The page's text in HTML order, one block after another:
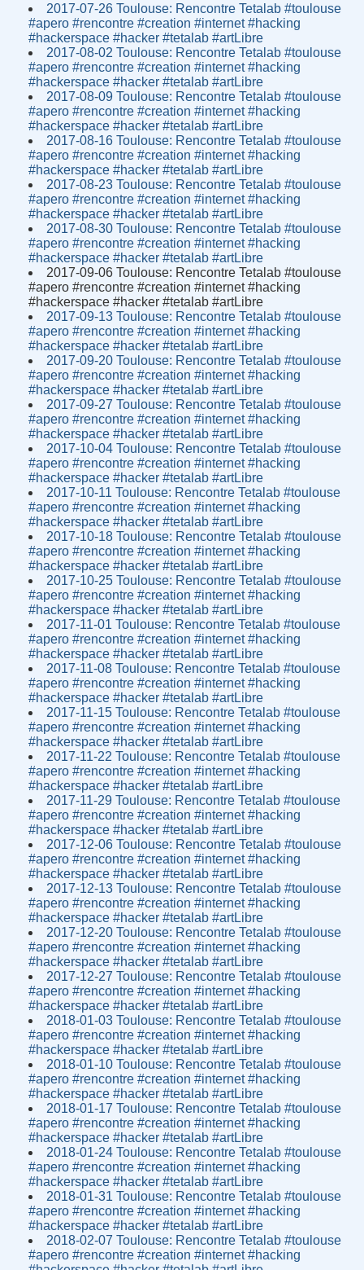
2017-07-26 Toulouse: Rencontre Tetalab #toulouse
#apero #rencontre #creation #internet #hacking
#hackerspace #hacker #tetalab #artLibre
2017-08-02 Toulouse: Rencontre Tetalab #toulouse
#apero #rencontre #creation #internet #hacking
#hackerspace #hacker #tetalab #artLibre
2017-08-09 Toulouse: Rencontre Tetalab #toulouse
#apero #rencontre #creation #internet #hacking
#hackerspace #hacker #tetalab #artLibre
2017-08-16 Toulouse: Rencontre Tetalab #toulouse
#apero #rencontre #creation #internet #hacking
#hackerspace #hacker #tetalab #artLibre
2017-08-23 Toulouse: Rencontre Tetalab #toulouse
#apero #rencontre #creation #internet #hacking
#hackerspace #hacker #tetalab #artLibre
2017-08-30 Toulouse: Rencontre Tetalab #toulouse
#apero #rencontre #creation #internet #hacking
#hackerspace #hacker #tetalab #artLibre
2017-09-06 Toulouse: Rencontre Tetalab #toulouse
#apero #rencontre #creation #internet #hacking
#hackerspace #hacker #tetalab #artLibre
2017-09-13 Toulouse: Rencontre Tetalab #toulouse
#apero #rencontre #creation #internet #hacking
#hackerspace #hacker #tetalab #artLibre
2017-09-20 Toulouse: Rencontre Tetalab #toulouse
#apero #rencontre #creation #internet #hacking
#hackerspace #hacker #tetalab #artLibre
2017-09-27 Toulouse: Rencontre Tetalab #toulouse
#apero #rencontre #creation #internet #hacking
#hackerspace #hacker #tetalab #artLibre
2017-10-04 Toulouse: Rencontre Tetalab #toulouse
#apero #rencontre #creation #internet #hacking
#hackerspace #hacker #tetalab #artLibre
2017-10-11 Toulouse: Rencontre Tetalab #toulouse
#apero #rencontre #creation #internet #hacking
#hackerspace #hacker #tetalab #artLibre
2017-10-18 Toulouse: Rencontre Tetalab #toulouse
#apero #rencontre #creation #internet #hacking
#hackerspace #hacker #tetalab #artLibre
2017-10-25 Toulouse: Rencontre Tetalab #toulouse
#apero #rencontre #creation #internet #hacking
#hackerspace #hacker #tetalab #artLibre
2017-11-01 Toulouse: Rencontre Tetalab #toulouse
#apero #rencontre #creation #internet #hacking
#hackerspace #hacker #tetalab #artLibre
2017-11-08 Toulouse: Rencontre Tetalab #toulouse
#apero #rencontre #creation #internet #hacking
#hackerspace #hacker #tetalab #artLibre
2017-11-15 Toulouse: Rencontre Tetalab #toulouse
#apero #rencontre #creation #internet #hacking
#hackerspace #hacker #tetalab #artLibre
2017-11-22 Toulouse: Rencontre Tetalab #toulouse
#apero #rencontre #creation #internet #hacking
#hackerspace #hacker #tetalab #artLibre
2017-11-29 Toulouse: Rencontre Tetalab #toulouse
#apero #rencontre #creation #internet #hacking
#hackerspace #hacker #tetalab #artLibre
2017-12-06 Toulouse: Rencontre Tetalab #toulouse
#apero #rencontre #creation #internet #hacking
#hackerspace #hacker #tetalab #artLibre
2017-12-13 Toulouse: Rencontre Tetalab #toulouse
#apero #rencontre #creation #internet #hacking
#hackerspace #hacker #tetalab #artLibre
2017-12-20 Toulouse: Rencontre Tetalab #toulouse
#apero #rencontre #creation #internet #hacking
#hackerspace #hacker #tetalab #artLibre
2017-12-27 Toulouse: Rencontre Tetalab #toulouse
#apero #rencontre #creation #internet #hacking
#hackerspace #hacker #tetalab #artLibre
2018-01-03 Toulouse: Rencontre Tetalab #toulouse
#apero #rencontre #creation #internet #hacking
#hackerspace #hacker #tetalab #artLibre
2018-01-10 Toulouse: Rencontre Tetalab #toulouse
#apero #rencontre #creation #internet #hacking
#hackerspace #hacker #tetalab #artLibre
2018-01-17 Toulouse: Rencontre Tetalab #toulouse
#apero #rencontre #creation #internet #hacking
#hackerspace #hacker #tetalab #artLibre
2018-01-24 Toulouse: Rencontre Tetalab #toulouse
#apero #rencontre #creation #internet #hacking
#hackerspace #hacker #tetalab #artLibre
2018-01-31 Toulouse: Rencontre Tetalab #toulouse
#apero #rencontre #creation #internet #hacking
#hackerspace #hacker #tetalab #artLibre
2018-02-07 Toulouse: Rencontre Tetalab #toulouse
#apero #rencontre #creation #internet #hacking